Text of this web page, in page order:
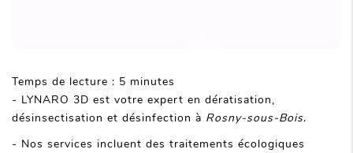
Temps de lecture : 5 minutes
- LYNARO 3D est votre expert en dératisation,
désinsectisation et désinfection à Rosny-sous-Bois.
- Nos services incluent des traitements écologiques